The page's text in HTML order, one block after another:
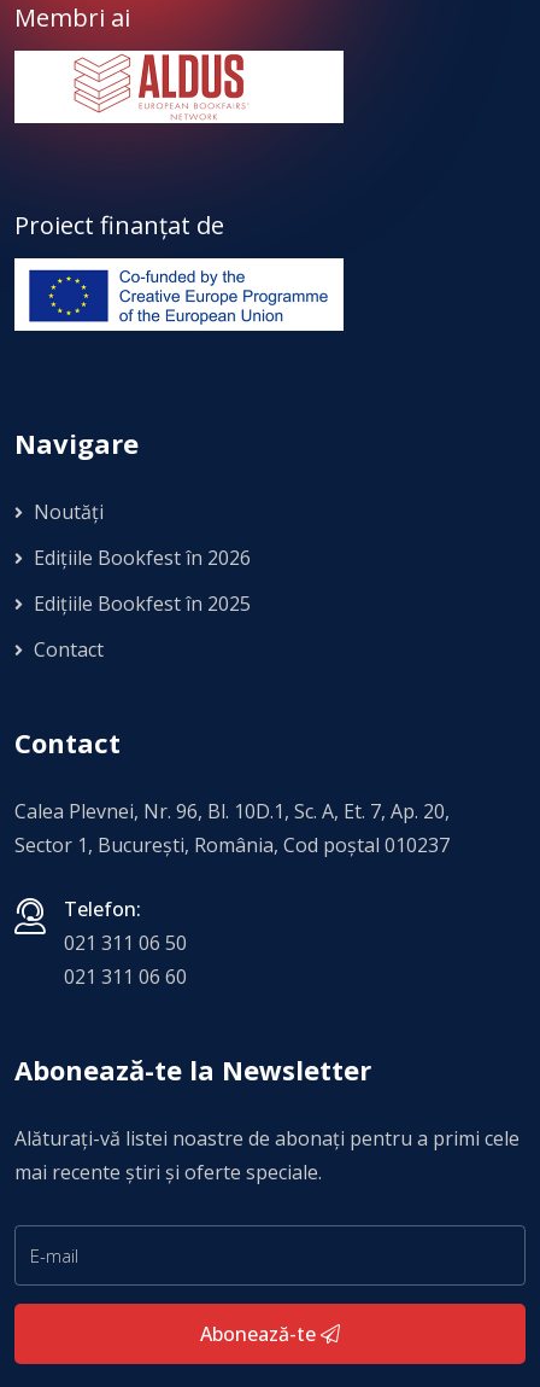
Membri ai
Proiect finanțat de
Navigare
Noutăți
Edițiile Bookfest în 2026
Edițiile Bookfest în 2025
Contact
Contact
Calea Plevnei, Nr. 96, Bl. 10D.1, Sc. A, Et. 7, Ap. 20,
Sector 1, Bucureşti, România, Cod poștal 010237
Telefon:
021 311 06 50
021 311 06 60
Abonează-te la Newsletter
Alăturați-vă listei noastre de abonați pentru a primi cele
mai recente știri și oferte speciale.
Abonează-te